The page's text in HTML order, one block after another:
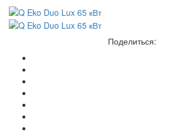
Поделиться: